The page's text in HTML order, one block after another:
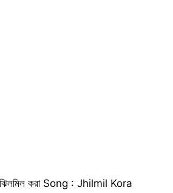
করা Song : Jhilmil Kora